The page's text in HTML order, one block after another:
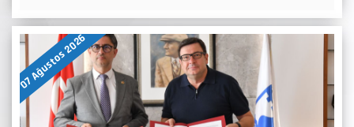
07 Ağustos 2026